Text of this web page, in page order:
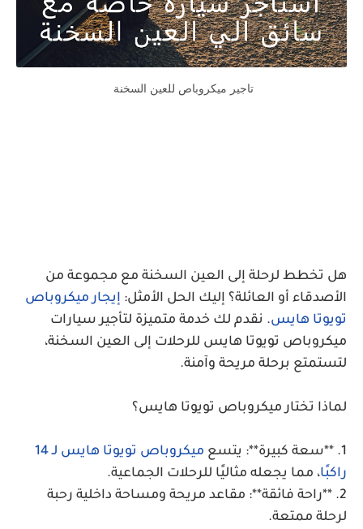
تاجير ميكروباص للعين السخنة
هل تخطط لرحلة إلى العين السخنة مع مجموعة من
الأصدقاء أو العائلة؟ إليك الحل الأمثل: إيجار ميكروباص
تويوتا هايس. نقدم لك خدمة متميزة لتأجير سيارات
ميكروباص تويوتا هايس للرحلات إلى العين السخنة،
لتستمتع برحلة مريحة وآمنة.
لماذا تختار ميكروباص تويوتا هايس؟
1. **سعة كبيرة**: يتسع
ميكروباص تويوتا هايس لـ 14
راكبًا، مما يجعله مثاليًا للرحلات الجماعية.
2. **راحة فائقة**: مقاعد مريحة ومساحة داخلية رحبة
لرحلة ممتعة.